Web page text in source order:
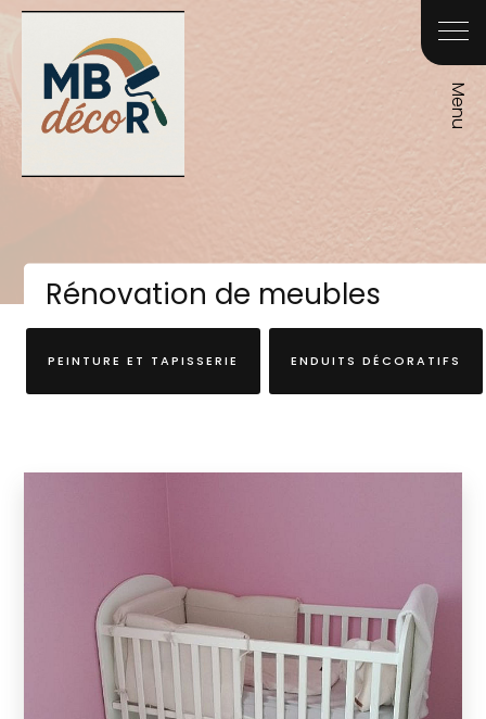
Rénovation de meubles
PEINTURE ET TAPISSERIE ENDUITS DÉCORATIFS